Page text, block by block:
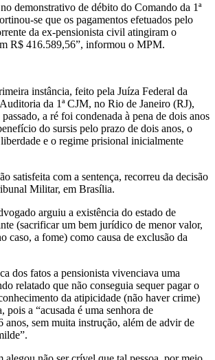
demonstrativo de débito do Comando da 1ª
se que os pagamentos efetuados pelo
da ex-pensionista civil atingiram o
R$ 416.589,56”, informou o MPM.
instância, feito pela Juíza Federal da
da 1ª CJM, no Rio de Janeiro (RJ),
a ré foi condenada à pena de dois anos
do sursis pelo prazo de dois anos, o
e o regime prisional inicialmente
satisfeita com a sentença, recorreu da decisão
Militar, em Brasília.
arguiu a existência do estado de
(sacrificar um bem jurídico de menor valor,
caso, a fome) como causa de exclusão da
dos fatos a pensionista vivenciava uma
relatado que não conseguia sequer pagar o
da atipicidade (não haver crime)
pois a “acusada é uma senhora de
anos, sem muita instrução, além de advir de